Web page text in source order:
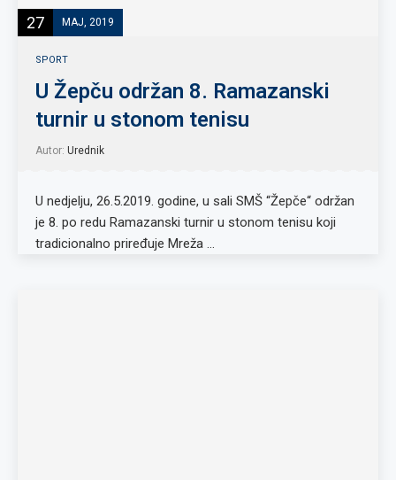
27 MAJ, 2019
SPORT
U Žepču održan 8. Ramazanski
turnir u stonom tenisu
Autor: Urednik
U nedjelju, 26.5.2019. godine, u sali SMŠ “Žepče“ održan
je 8. po redu Ramazanski turnir u stonom tenisu koji
tradicionalno priređuje Mreža …